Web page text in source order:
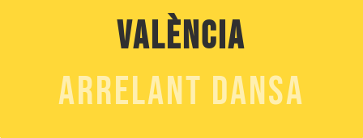
València
ARRELANT DANSA